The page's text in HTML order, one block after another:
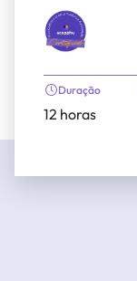
Duração
12 horas